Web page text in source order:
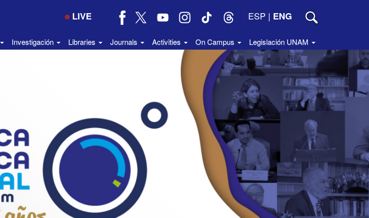
LIVE ESP | ENG
Investigación Libraries Journals Activities On Campus Legislación UNAM